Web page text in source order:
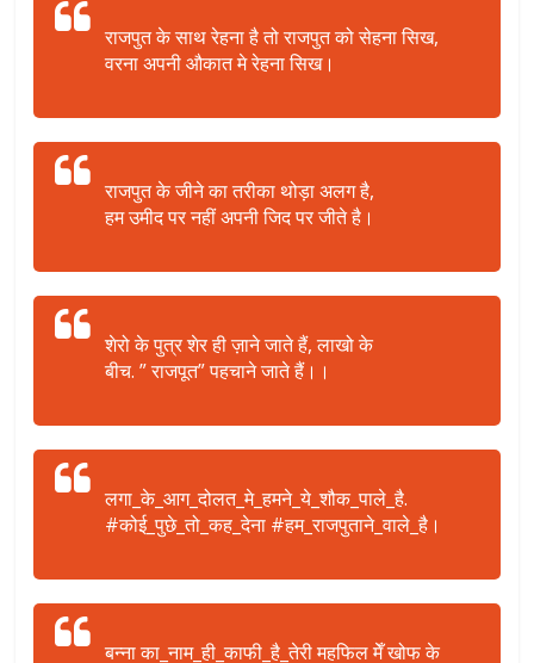
राजपुत के साथ रेहना है तो राजपुत को सेहना सिख,
वरना अपनी औकात मे रेहना सिख।
राजपुत के जीने का तरीका थोड़ा अलग है,
हम उमीद पर नहीं अपनी जिद पर जीते है।
शेरो के पुत्र शेर ही ज़ाने जाते हैं, लाखो के
बीच. ” राजपूत” पहचाने जाते हैं।।
लगा_के_आग_दोलत_मे_हमने_ये_शौक_पाले_है‬.
‪#‎कोई_पुछे_तो_कह_देना‬ ‪#‎हम_राजपुताने_वाले_है‬।
बन्ना का_नाम_ही_काफी_है_तेरी महफिल मेँ खोफ के